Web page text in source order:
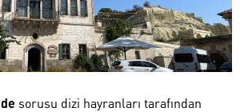
sorusu dizi hayranları tarafından